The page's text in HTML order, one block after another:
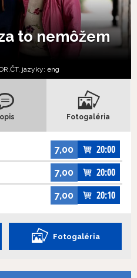
to nemôžem
ČT, jazyky: eng
Fotogaléria
7,00 20:00
7,00 20:00
7,00 20:10
Fotogaléria